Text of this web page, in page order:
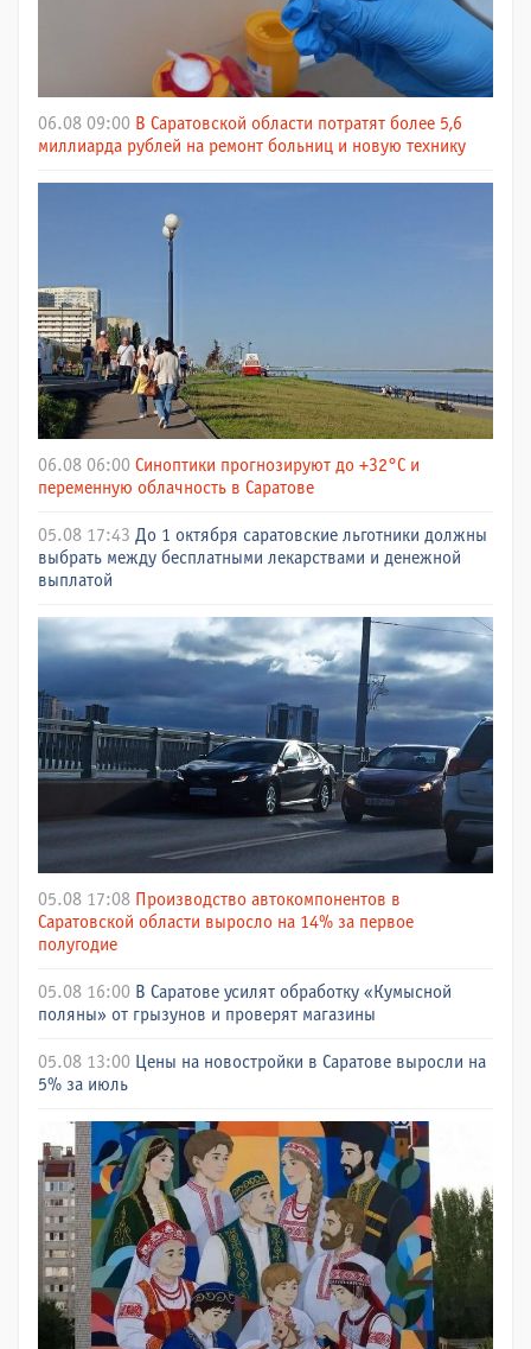
06.08 09:00 В Саратовской области потратят более 5,6
миллиарда рублей на ремонт больниц и новую технику
06.08 06:00 Синоптики прогнозируют до +32°C и
переменную облачность в Саратове
05.08 17:43 До 1 октября саратовские льготники должны
выбрать между бесплатными лекарствами и денежной
выплатой
05.08 17:08 Производство автокомпонентов в
Саратовской области выросло на 14% за первое
полугодие
05.08 16:00 В Саратове усилят обработку «Кумысной
поляны» от грызунов и проверят магазины
05.08 13:00 Цены на новостройки в Саратове выросли на
5% за июль